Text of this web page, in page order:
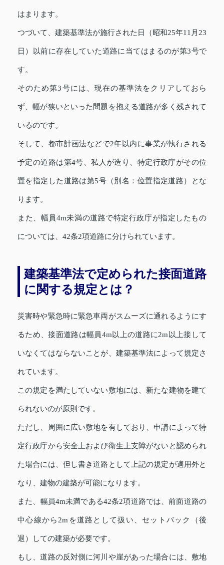
はまります。
つづいて、建築基準法が施行された日（昭和25年11月23
日）以前に存在していた道路に当てはまるのが第3号で
す。
そのため第3号には、現在の基準法をクリアしておら
ず、幅が狭いといった問題を抱える道路が多く残されて
いるのです。
そして、都市計画法などで2年以内に事業が執行される
予定の道路は第4号、私人が造り、特定行政庁がその位
置を指定した道路は第5号（別名：位置指定道路）とな
ります。
また、幅員4m未満の道路で特定行政庁が指定したもの
については、42条2項道路に分けられています。
建築基準法で定められた接面道路
に関する規定とは？
災害時や緊急時に緊急車両がスムーズに通れるようにす
るため、接面道路は幅員4m以上の道路に2m以上接して
いなくてはならないことが、建築基準法によって規定さ
れています。
この規定を満たしていない敷地には、新たな建物を建て
られないのが原則です。
ただし、周囲に広い敷地を有しており、申請によって特
定行政庁から安全上および衛生上支障がないと認められ
た場合には、但し書き道路として上記の規定が適用外と
なり、建物の建築が可能になります。
また、幅員4m未満である42条2項道路では、前面道路の
中心線から2mを道路として扱い、セットバック（後
退）しての建築が必要です。
もし、道路の反対側に河川や崖があった場合には、敷地